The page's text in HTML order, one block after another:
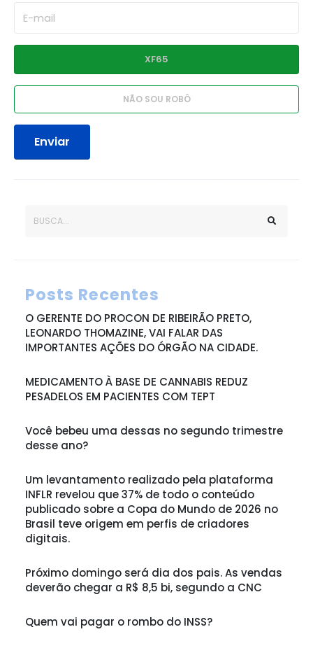
Enviar
Posts Recentes
O GERENTE DO PROCON DE RIBEIRÃO PRETO,
LEONARDO THOMAZINE, VAI FALAR DAS
IMPORTANTES AÇÕES DO ÓRGÃO NA CIDADE.
MEDICAMENTO À BASE DE CANNABIS REDUZ
PESADELOS EM PACIENTES COM TEPT
Você bebeu uma dessas no segundo trimestre
desse ano?
Um levantamento realizado pela plataforma
INFLR revelou que 37% de todo o conteúdo
publicado sobre a Copa do Mundo de 2026 no
Brasil teve origem em perfis de criadores
digitais.
Próximo domingo será dia dos pais. As vendas
deverão chegar a R$ 8,5 bi, segundo a CNC
Quem vai pagar o rombo do INSS?